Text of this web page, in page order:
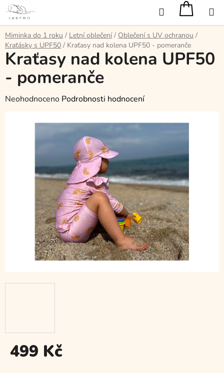
Přejít
obsah
Hledat
Miminka do 1 roku / Letní oblečení / Oblečení s UV ochranou /
Kraťásky s UPF50 / Kraťasy nad kolena UPF50 - pomeranče
499 Kč
Kraťasy nad kolena UPF50
- pomeranče
Průměrné
produktu
Neohodnoceno Podrobnosti hodnocení